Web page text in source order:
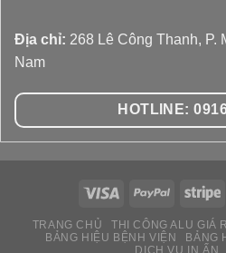
Địa chỉ: 268 Lê Công Thanh, P.
Nam
HOTLINE:
TRANG CHỦ THI CÔNG ALU GIÁ
BẢNG HIỆU BỆNH VIỆN
BẢNG